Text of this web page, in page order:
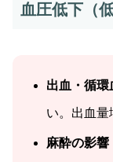
血圧低下（
出血・循環
い。出血量
麻酔の影響